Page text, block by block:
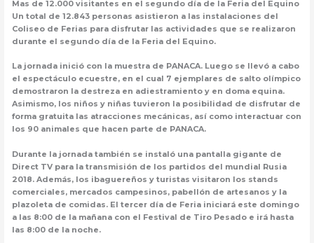
Mas de 12.000 visitantes en el segundo día de la Feria del Equino
Un total de 12.843 personas asistieron a las instalaciones del
Coliseo de Ferias para disfrutar las actividades que se realizaron
durante el segundo día de la Feria del Equino.
La jornada inició con la muestra de PANACA. Luego se llevó a cabo
el espectáculo ecuestre, en el cual 7 ejemplares de salto olímpico
demostraron la destreza en adiestramiento y en doma equina.
Asimismo, los niños y niñas tuvieron la posibilidad de disfrutar de
forma gratuita las atracciones mecánicas, así como interactuar con
los 90 animales que hacen parte de PANACA.
Durante la jornada también se instaló una pantalla gigante de
Direct TV para la transmisión de los partidos del mundial Rusia
2018. Además, los ibaguereños y turistas visitaron los stands
comerciales, mercados campesinos, pabellón de artesanos y la
plazoleta de comidas. El tercer día de Feria iniciará este domingo
a las 8:00 de la mañana con el Festival de Tiro Pesado e irá hasta
las 8:00 de la noche.